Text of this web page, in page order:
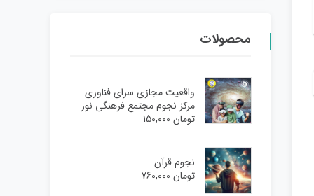
محصولات
واقعیت مجازی سرای فناوری
مرکز نجوم مجتمع فرهنگی نور
تومان
نجوم قرآن
تومان